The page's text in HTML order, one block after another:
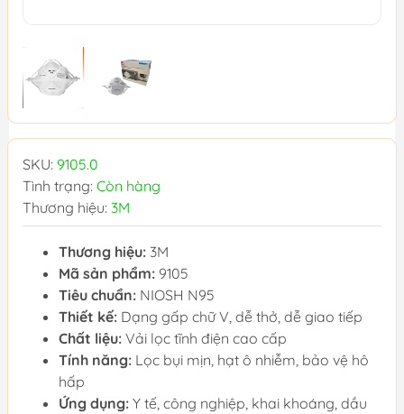
SKU: 9105.0
Tình trạng: Còn hàng
Thương hiệu: 3M
Thương hiệu: 3M
Mã sản phẩm: 9105
Tiêu chuẩn: NIOSH N95
Thiết kế: Dạng gấp chữ V, dễ thở, dễ giao tiếp
Chất liệu: Vải lọc tĩnh điện cao cấp
Tính năng: Lọc bụi mịn, hạt ô nhiễm, bảo vệ hô
hấp
Ứng dụng: Y tế, công nghiệp, khai khoáng, dầu